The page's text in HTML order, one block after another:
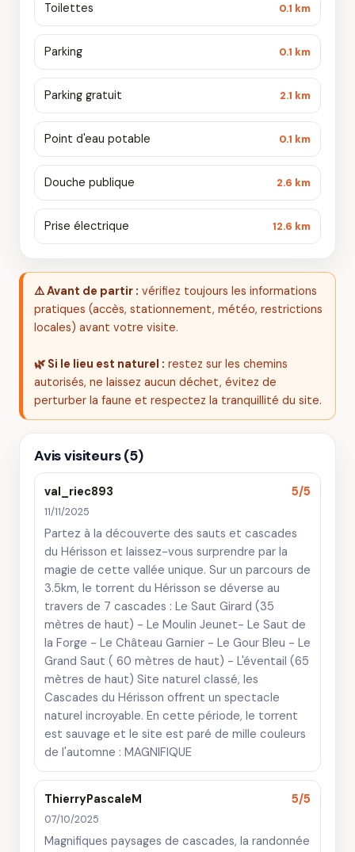
Toilettes 0.1 km
Parking 0.1 km
Parking gratuit 2.1 km
Point d'eau potable 0.1 km
Douche publique 2.6 km
Prise électrique 12.6 km
⚠️ Avant de partir : vérifiez toujours les informations
pratiques (accès, stationnement, météo, restrictions
locales) avant votre visite.
🌿 Si le lieu est naturel : restez sur les chemins
autorisés, ne laissez aucun déchet, évitez de
perturber la faune et respectez la tranquillité du site.
Avis visiteurs (5)
val_riec893 5/5
11/11/2025
Partez à la découverte des sauts et cascades
du Hérisson et laissez-vous surprendre par la
magie de cette vallée unique. Sur un parcours de
3.5km, le torrent du Hérisson se déverse au
travers de 7 cascades : Le Saut Girard (35
mètres de haut) - Le Moulin Jeunet- Le Saut de
la Forge - Le Château Garnier - Le Gour Bleu - Le
Grand Saut ( 60 mètres de haut) - L'éventail (65
mètres de haut) Site naturel classé, les
Cascades du Hérisson offrent un spectacle
naturel incroyable. En cette période, le torrent
est sauvage et le site est paré de mille couleurs
de l'automne : MAGNIFIQUE
ThierryPascaleM 5/5
07/10/2025
Magnifiques paysages de cascades, la randonnée